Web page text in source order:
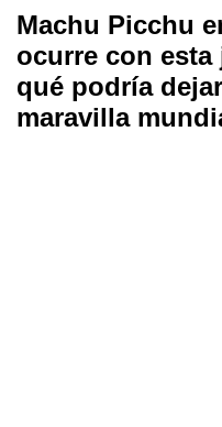
Machu Picchu
ocurre con
qué podría
maravilla